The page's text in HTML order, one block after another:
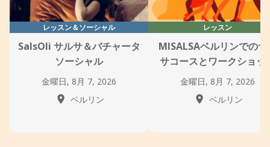
レッスン＆ソーシャル
SalsOli サルサ＆バチャータ
ソーシャル
金曜日, 8月 7, 2026
ベルリン
レッスン
MISALSAベルリンでのサ
サコースとワークショッ
金曜日, 8月 7, 2026
ベルリン